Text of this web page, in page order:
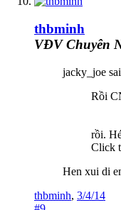
thbminh
VĐV Chuyên
jacky_joe
Rồi
rồi.
Click
Hen xui di
thbminh, 3/4/14